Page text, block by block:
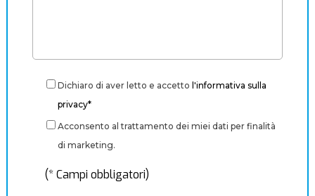
Dichiaro di aver letto e accetto l'informativa sulla
privacy*
Acconsento al trattamento dei miei dati per finalità
di marketing.
(* Campi obbligatori)